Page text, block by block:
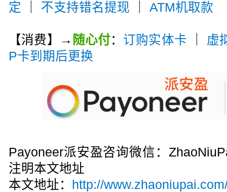
定
不支持错名提现 ｜ATM机取款
【消费】→ 随心付： 订购实体卡
虚
P卡到期后更换
Payoneer派安盈咨询微信：
注明本文地址
本文地址： http://